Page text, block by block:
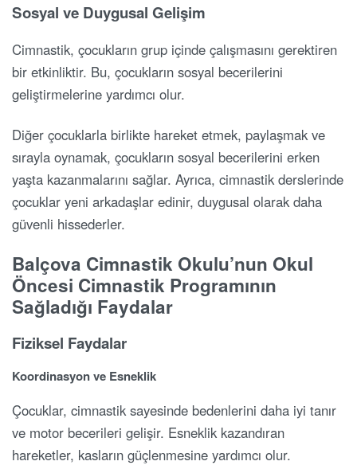
Sosyal ve Duygusal Gelişim
Cimnastik, çocukların grup içinde çalışmasını gerektiren
bir etkinliktir. Bu, çocukların sosyal becerilerini
geliştirmelerine yardımcı olur.
Diğer çocuklarla birlikte hareket etmek, paylaşmak ve
sırayla oynamak, çocukların sosyal becerilerini erken
yaşta kazanmalarını sağlar. Ayrıca, cimnastik derslerinde
çocuklar yeni arkadaşlar edinir, duygusal olarak daha
güvenli hissederler.
Balçova Cimnastik Okulu’nun Okul
Öncesi Cimnastik Programının
Sağladığı Faydalar
Fiziksel Faydalar
Koordinasyon ve Esneklik
Çocuklar, cimnastik sayesinde bedenlerini daha iyi tanır
ve motor becerileri gelişir. Esneklik kazandıran
hareketler, kasların güçlenmesine yardımcı olur.